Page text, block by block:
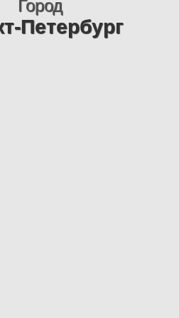
Город
Петербург